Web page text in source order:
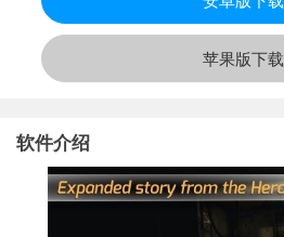
苹果版下载
软件介绍